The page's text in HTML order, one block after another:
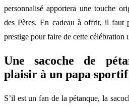
personnalisé apportera une touche
des Pères. En cadeau à offrir, il faut
prestige pour faire de cette célébration
Une sacoche de
plaisir à un papa sportif
S’il est un fan de la pétanque, la